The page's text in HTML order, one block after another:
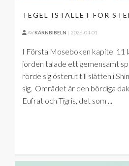
TEGEL ISTÄLLET FÖR
AVKÄRNBIBELN | 2026-04-01
I Första Moseboken kapitel 11
jorden talade ett gemensamt
rörde sig österut till slätten i
sig. Området är den bördiga
Eufrat och Tigris, det som ...